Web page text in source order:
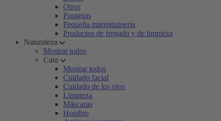
Otros
Paraguas
Pequeña marroquinería
Productos de fregado y de limpieza
Naturaleza
Mostrar todos
Cara
Mostrar todos
Cuidado facial
Cuidado de los ojos
Limpieza
Máscaras
Hombre